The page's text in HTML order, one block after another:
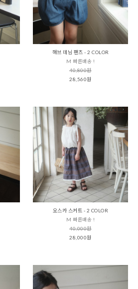
해브 데님 팬츠 - 2 COLOR
M 빠른배송 !
40,800원
28,560원
오스카 스커트 - 2 COLOR
M 빠른배송 !
40,000원
28,000원